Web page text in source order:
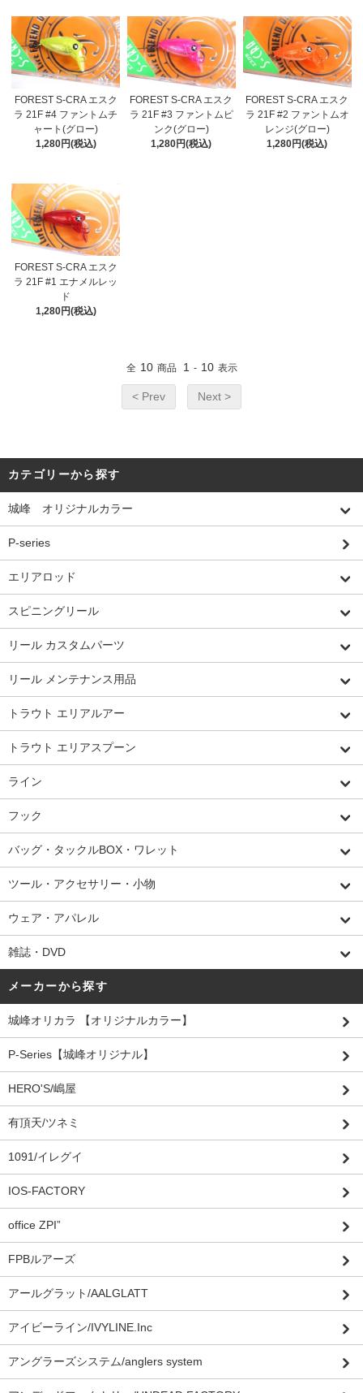
FOREST S-CRA エスク
ラ 21F #4 ファントムチ
ャート(グロー)
1,280円(税込)
FOREST S-CRA エスク
ラ 21F #3 ファントムピ
ンク(グロー)
1,280円(税込)
FOREST S-CRA エスク
ラ 21F #2 ファントムオ
レンジ(グロー)
1,280円(税込)
FOREST S-CRA エスク
ラ 21F #1 エナメルレッ
ド
1,280円(税込)
全 10 商品 1 - 10 表示
< Prev Next >
カテゴリーから探す
城峰 オリジナルカラー
P-series
エリアロッド
スピニングリール
リール カスタムパーツ
リール メンテナンス用品
トラウト エリアルアー
トラウト エリアスプーン
ライン
フック
バッグ・タックルBOX・ワレット
ツール・アクセサリー・小物
ウェア・アパレル
雑誌・DVD
メーカーから探す
城峰オリカラ 【オリジナルカラー】
P-Series【城峰オリジナル】
HERO'S/嶋屋
有頂天/ツネミ
1091/イレグイ
IOS-FACTORY
office ZPI”
FPBルアーズ
アールグラット/AALGLATT
アイビーライン/IVYLINE.Inc
アングラーズシステム/anglers system